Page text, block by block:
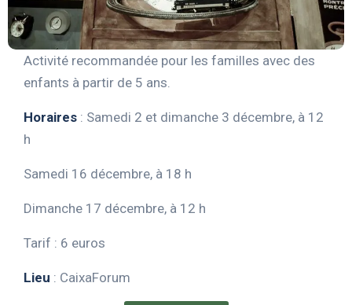
Activité recommandée pour les familles avec des
enfants à partir de 5 ans.
Horaires : Samedi 2 et dimanche 3 décembre, à 12
h
Samedi 16 décembre, à 18 h
Dimanche 17 décembre, à 12 h
Tarif : 6 euros
Lieu : CaixaForum